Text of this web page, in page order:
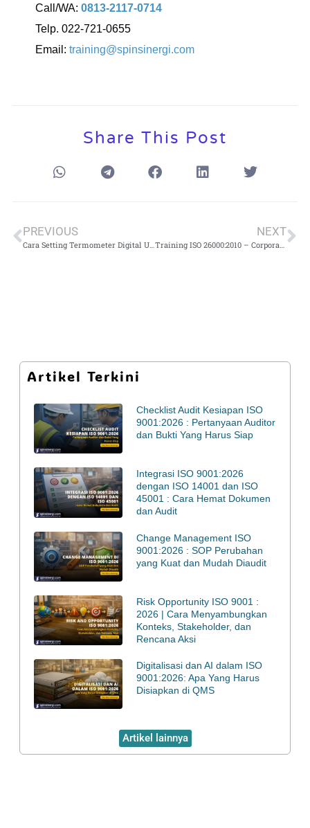
Call/WA: 0813-2117-0714
Telp. 022-721-0655
Email: training@spinsinergi.com
Share This Post
PREVIOUS
Cara Setting Termometer Digital Untuk Mode Body vs Surface Pada Termometer Infrared: Apa Bedanya?
NEXT
Training ISO 26000:2010 – Corporate Social Responsibility (CSR)
Artikel Terkini
Checklist Audit Kesiapan ISO
9001:2026 : Pertanyaan Auditor
dan Bukti Yang Harus Siap
Integrasi ISO 9001:2026
dengan ISO 14001 dan ISO
45001 : Cara Hemat Dokumen
dan Audit
Change Management ISO
9001:2026 : SOP Perubahan
yang Kuat dan Mudah Diaudit
Risk Opportunity ISO 9001 :
2026 | Cara Menyambungkan
Konteks, Stakeholder, dan
Rencana Aksi
Digitalisasi dan AI dalam ISO
9001:2026: Apa Yang Harus
Disiapkan di QMS
Artikel lainnya